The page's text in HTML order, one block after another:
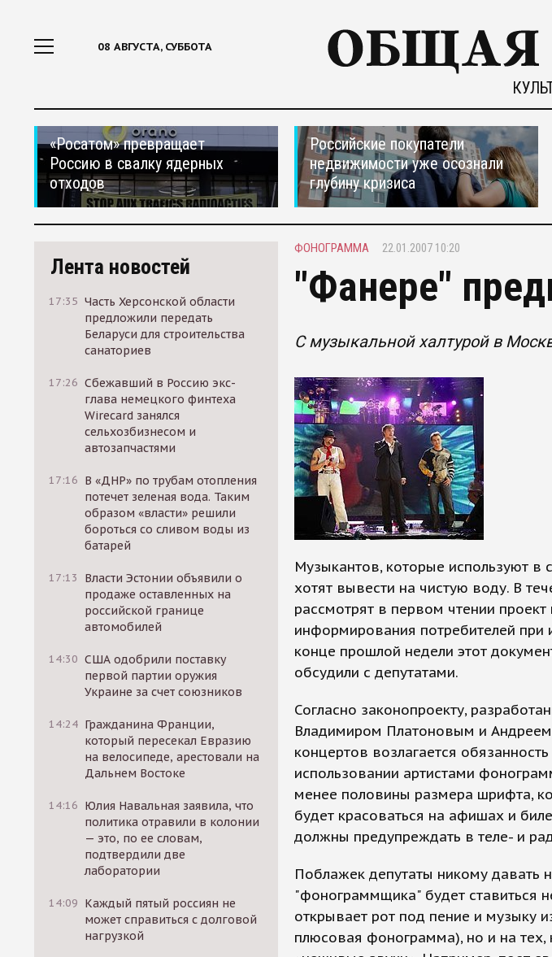
08 АВГУСТА, СУББОТА
«Росатом» превращает
Россию в свалку ядерных
отходов
Российские покупатели
недвижимости уже осознали
глубину кризиса
Лента новостей
17:35 Часть Херсонской области
предложили передать
Беларуси для строительства
санаториев
17:26 Сбежавший в Россию экс-
глава немецкого финтеха
Wirecard занялся
сельхозбизнесом и
автозапчастями
17:16 В «ДНР» по трубам отопления
потечет зеленая вода. Таким
образом «власти» решили
бороться со сливом воды из
батарей
17:13
Власти Эстонии объявили о
продаже оставленных на
российской границе
автомобилей
14:30 США одобрили поставку
первой партии оружия
Украине за счет союзников
14:24 Гражданина Франции,
который пересекал Евразию
на велосипеде, арестовали на
Дальнем Востоке
14:16 Юлия Навальная заявила, что
политика отравили в колонии
— это, по ее словам,
подтвердили две
лаборатории
14:09 Каждый пятый россиян не
может справиться с долговой
нагрузкой
ФОНОГРАММА 22.01.2007 10:20
"Фанере"
С музыкальной халтурой в
Музыкантов, которые используют в
хотят вывести на чистую воду. В
рассмотрят в первом чтении
информирования потребителей
конце прошлой недели этот
обсудили с депутатами.
Согласно законопроекту,
Владимиром Платоновым и
концертов возлагается
использовании артистами
менее половины размера шрифта,
будет красоваться на афишах и
должны предупреждать в теле- и
Поблажек депутаты никому давать
"фонограммщика" будет ставиться
открывает рот под пение и музыку
плюсовая фонограмма), но и на тех,